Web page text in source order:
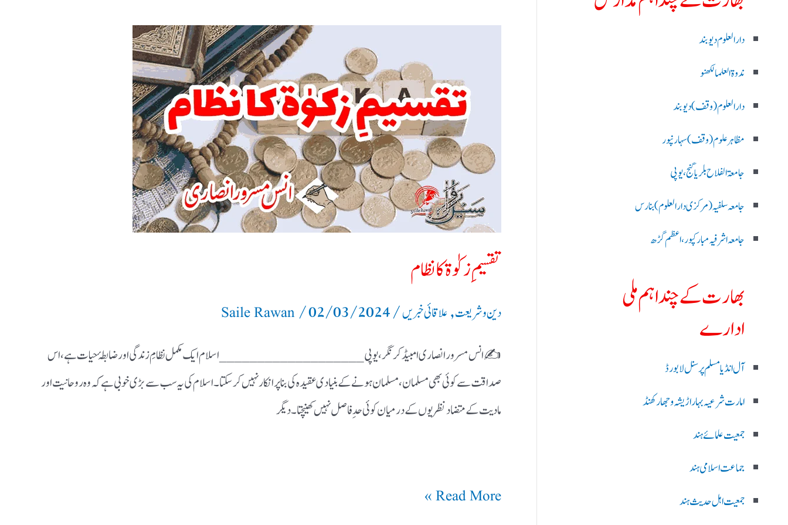
دارالعلوم دیوبند
ندوۃالعلما لکھنو
دارالعلوم (وقف)دیوبند
مظاہرعلوم (وقف)سہارنپور
جامعۃ الفلاح بلریاگنج،یوپی
جامعہ سلفیہ(مرکزی دارالعلوم )بنارس
جامعہ اشرفیہ مبارکپور،اعظم گڑھ
بھارت کے چند اہم ملی
ادارے
آل انڈیا مسلم پرسنل لا بورڈ
امارت شرعیہ بہار اڑیشہ و جھارکھنڈ
جمعیت علمائے ہند
جماعت اسلامی ہند
جمعیت اہل حدیث ہند
تقسیمِ زکوٰۃ کا نظام
دین و شریعت, علاقائی خبریں/
Saile Rawan /02/03/2024
✍️ انس مسرورانصاری امبیڈکرنگر،یوپی ___________________ اسلام ایک مکمل نظامِ زندگی اور ضابطۂ حیات ہے،اس
صداقت سے کوئی بھی مسلمان،مسلمان ہونے کے بنیادی عقیدہ کی بنا پر انکار نہیں کر سکتا۔اسلام کی یہ سب سے بڑی خوبی ہے کہ وہ ر وحا نیت اور
مادیت کے متضاد نظریوں کے درمیان کوئی حدِ فاصل نہیں کھینچتا۔ دیگر
Read More »